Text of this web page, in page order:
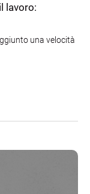
lavoro:
una velocità